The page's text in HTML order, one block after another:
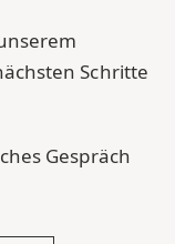
Schritte
Gespräch